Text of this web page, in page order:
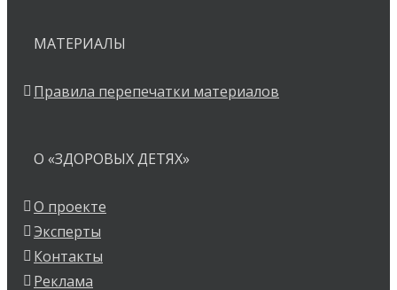
МАТЕРИАЛЫ
Правила перепечатки материалов
О «ЗДОРОВЫХ ДЕТЯХ»
О проекте
Эксперты
Контакты
Реклама